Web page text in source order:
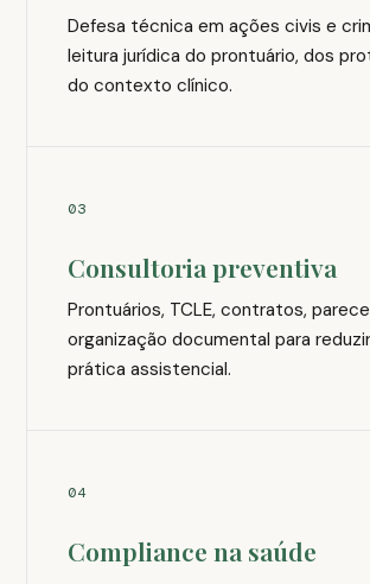
Defesa técnica em ações civis e
leitura jurídica do prontuário, dos
do contexto clínico.
03
Consultoria preventiva
Prontuários, TCLE, contratos,
organização documental para
prática assistencial.
04
Compliance na saúde